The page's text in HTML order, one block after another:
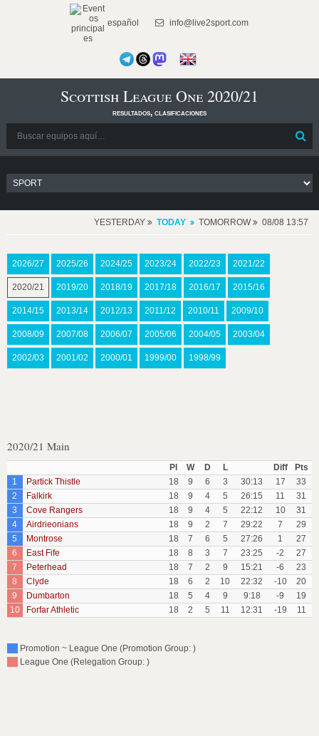
español info@live2sport.com
Scottish League One 2020/21
resultados, clasificaciones
YESTERDAY TODAY TOMORROW 08/08 13:57
2026/27 2025/26 2024/25 2023/24 2022/23 2021/22
2020/21 2019/20 2018/19 2017/18 2016/17 2015/16
2014/15 2013/14 2012/13 2011/12 2010/11 2009/10
2008/09 2007/08 2006/07 2005/06 2004/05 2003/04
2002/03 2001/02 2000/01 1999/00 1998/99
2020/21 Main
Pl W D L Diff
Pts
1
Partick Thistle 18 9 6 3 30:13 17
33
2
Falkirk 18 9 4 5 26:15 11
31
3
Cove Rangers 18 9 4 5 22:12 10
31
4
Airdrieonians 18 9 2 7 29:22 7
29
5
Montrose 18 7 6 5 27:26 1
27
6
East Fife 18 8 3 7 23:25 -2
27
7
Peterhead 18 7 2 9 15:21 -6
23
8
Clyde 18 6 2 10 22:32 -10
20
9
Dumbarton 18 5 4 9 9:18 -9
19
10
Forfar Athletic 18 2 5 11 12:31 -19 11
Promotion ~ League One (Promotion Group: )
League One (Relegation Group: )